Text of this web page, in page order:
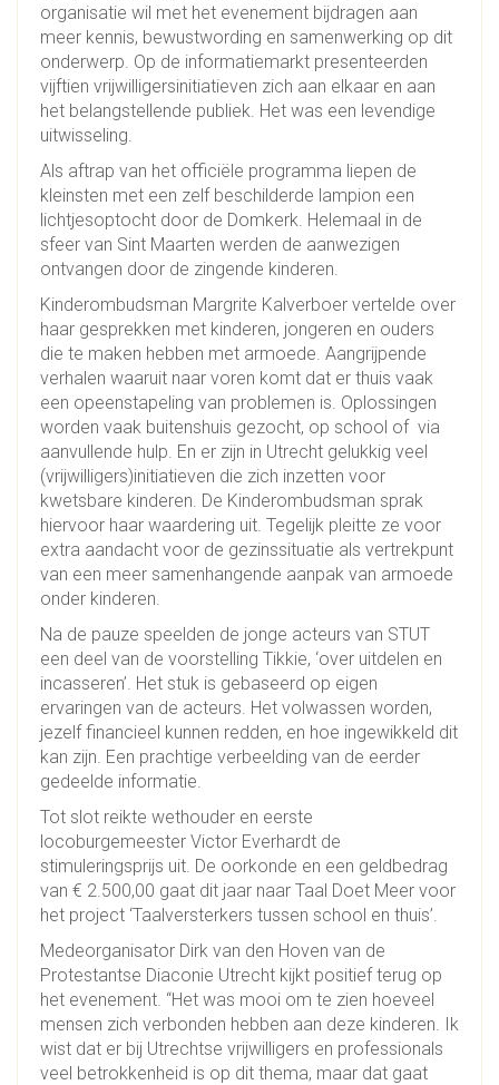
organisatie wil met het evenement bijdragen aan
meer kennis, bewustwording en samenwerking op dit
onderwerp. Op de informatiemarkt presenteerden
vijftien vrijwilligersinitiatieven zich aan elkaar en aan
het belangstellende publiek. Het was een levendige
uitwisseling.
Als aftrap van het officiële programma liepen de
kleinsten met een zelf beschilderde lampion een
lichtjesoptocht door de Domkerk. Helemaal in de
sfeer van Sint Maarten werden de aanwezigen
ontvangen door de zingende kinderen.
Kinderombudsman Margrite Kalverboer vertelde over
haar gesprekken met kinderen, jongeren en ouders
die te maken hebben met armoede. Aangrijpende
verhalen waaruit naar voren komt dat er thuis vaak
een opeenstapeling van problemen is. Oplossingen
worden vaak buitenshuis gezocht, op school of via
aanvullende hulp. En er zijn in Utrecht gelukkig veel
(vrijwilligers)initiatieven die zich inzetten voor
kwetsbare kinderen. De Kinderombudsman sprak
hiervoor haar waardering uit. Tegelijk pleitte ze voor
extra aandacht voor de gezinssituatie als vertrekpunt
van een meer samenhangende aanpak van armoede
onder kinderen.
Na de pauze speelden de jonge acteurs van STUT
een deel van de voorstelling Tikkie, ‘over uitdelen en
incasseren’. Het stuk is gebaseerd op eigen
ervaringen van de acteurs. Het volwassen worden,
jezelf financieel kunnen redden, en hoe ingewikkeld dit
kan zijn. Een prachtige verbeelding van de eerder
gedeelde informatie.
Tot slot reikte wethouder en eerste
locoburgemeester Victor Everhardt de
stimuleringsprijs uit. De oorkonde en een geldbedrag
van € 2.500,00 gaat dit jaar naar Taal Doet Meer voor
het project ‘Taalversterkers tussen school en thuis’.
Medeorganisator Dirk van den Hoven van de
Protestantse Diaconie Utrecht kijkt positief terug op
het evenement. “Het was mooi om te zien hoeveel
mensen zich verbonden hebben aan deze kinderen. Ik
wist dat er bij Utrechtse vrijwilligers en professionals
veel betrokkenheid is op dit thema, maar dat gaat